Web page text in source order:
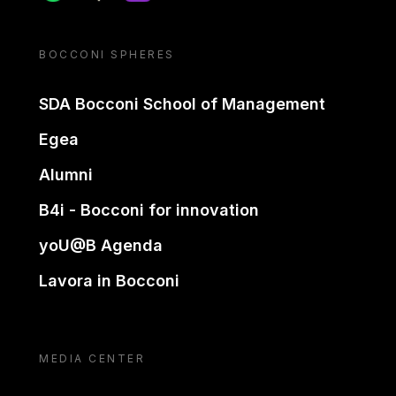
BOCCONI SPHERES
SDA Bocconi School of Management
Egea
Alumni
B4i - Bocconi for innovation
yoU@B Agenda
Lavora in Bocconi
MEDIA CENTER